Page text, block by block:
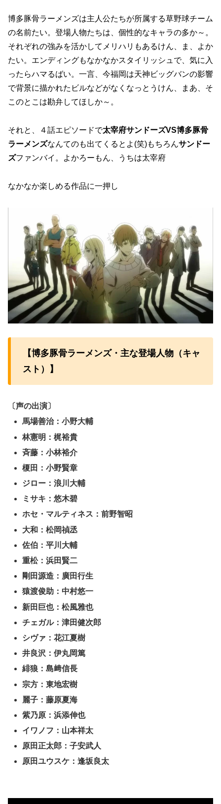
博多豚骨ラーメンズは主人公たちが所属する草野球チーム
の名前たい。登場人物たちは、個性的なキャラの多か～。
それぞれの強みを活かしてメリハリもあるけん、ま、よか
たい。エンディングもなかなかスタイリッシュで、気に入
ったらハマるばい。一言、今福岡は天神ビッグバンの影響
で背景に描かれたビルなどがなくなっとうけん、まあ、そ
このとこは勘弁してほしか～。
それと、４話エピソードで太宰府サンドーズVS博多豚骨
ラーメンズなんてのも出てくるとよ(笑)もちろんサンドー
ズファンバイ。よかろーもん、うちは太宰府
なかなか楽しめる作品に一押し
【博多豚骨ラーメンズ・主な登場人物（キャ
スト）】
〔声の出演〕
馬場善治：小野大輔
林憲明：梶裕貴
斉藤：小林裕介
榎田：小野賢章
ジロー：浪川大輔
ミサキ：悠木碧
ホセ・マルティネス：前野智昭
大和：松岡禎丞
佐伯：平川大輔
重松：浜田賢二
剛田源造：廣田行生
猿渡俊助：中村悠一
新田巨也：松風雅也
チェガル：津田健次郎
シヴァ：花江夏樹
井良沢：伊丸岡篤
緋狼：島﨑信長
宗方：東地宏樹
麗子：藤原夏海
紫乃原：浜添伸也
イワノフ：山本祥太
原田正太郎：子安武人
原田ユウスケ：逢坂良太